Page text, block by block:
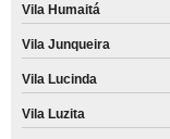
Vila Humaitá
Vila Junqueira
Vila Lucinda
Vila Luzita